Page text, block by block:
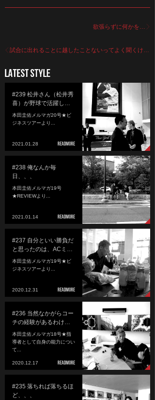
欲張らずに何かを…
試合に出れることに越したことないってよく聞くけ…
#239 松井さん（松井秀
喜）が野球で活躍し…
本田圭佑メルマガ20号★ビ
ジネスツアーより...
2021.01.28
#238 俺なんか毎
日、、、
本田圭佑メルマガ19号
★REVIEWより...
2021.01.14
#237 自分といい勝負だ
と思ったのは、ACミ…
本田圭佑メルマガ19号★ビ
ジネスツアーより...
2020.12.31
#236 当然なかがらコー
チの経験があるわけ…
本田圭佑メルマガ18号★指
導者として自身の能力につい
て...
2020.12.17
#235 落ちれば落ちるほ
ど、、、